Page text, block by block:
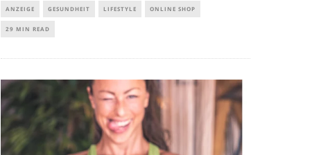
ANZEIGE GESUNDHEIT LIFESTYLE ONLINE SHOP
29 MIN READ